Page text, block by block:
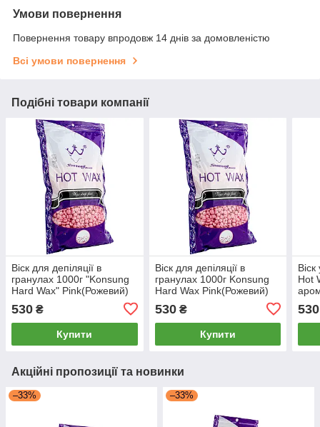
Умови повернення
Повернення товару впродовж 14 днів за домовленістю
Всі умови повернення
Подібні товари компанії
Віск для депіляції в
гранулах 1000г "Konsung
Hard Wax" Pink(Рожевий)
530 ₴
Купити
Віск для депіляції в
гранулах 1000г Konsung
Hard Wax Pink(Рожевий)
530₴
Купити
Hot
530
Акційні пропозиції та новинки
–33% –33%